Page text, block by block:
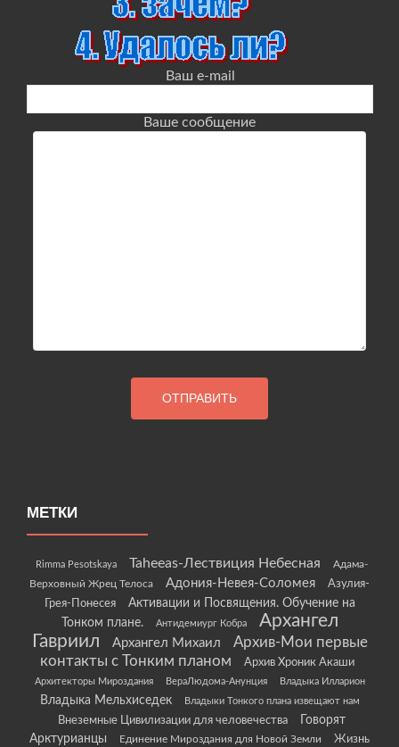
Ваш e-mail
Ваше сообщение
МЕТКИ
Rimma Pesotskaya Taheeas-Лествиция Небесная
Адама-
Верховный Жрец Телоса
Адония-Невея-Соломея
Азулия-
Грея-Понесея
Активации и Посвящения. Обучение на
Тонком плане.
Антидемиург Кобра
Архангел
Гавриил
Архангел Михаил
Архив-Мои первые
контакты с Тонким планом
Архив Хроник Акаши
Архитекторы Мироздания ВераЛюдома-Анунция Владыка Илларион
Владыка Мельхиседек Владыки Тонкого плана извещают нам
Внеземные Цивилизации для человечества
Говорят
Арктурианцы
Единение Мироздания для Новой Земли
Жизнь